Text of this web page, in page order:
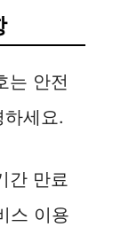
는 안전
세요.
간 만료
스 이용